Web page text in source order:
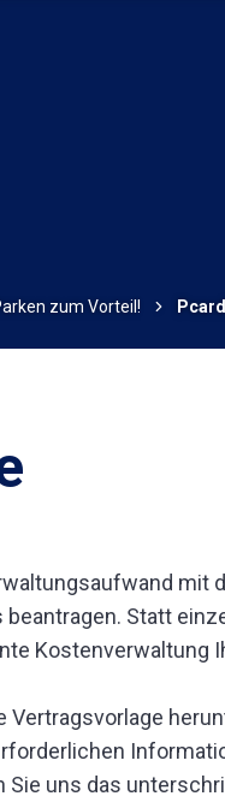
zum Vorteil!
mit
Statt
Kostenverwaltung
Vertragsvorlage
Sie uns das